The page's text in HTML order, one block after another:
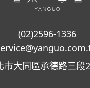
(02)2596-1336
市大同區承德路三段